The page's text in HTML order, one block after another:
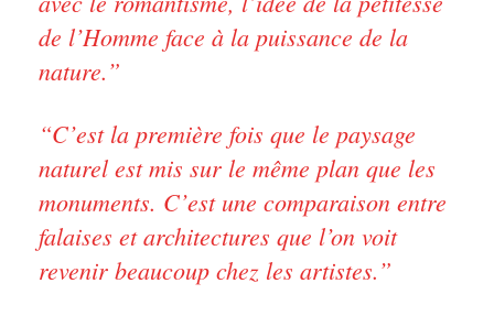
de l’Homme face à la puissance de la
nature.”
“C’est la première fois que le paysage
naturel est mis sur le même plan que les
monuments. C’est une comparaison entre
falaises et architectures que l’on voit
revenir beaucoup chez les artistes.”